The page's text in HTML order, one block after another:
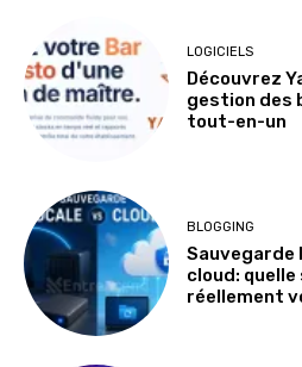
LOGICIELS
Découvrez
gestion des
tout-en-un
BLOGGING
Sauvegarde
cloud:
réellement